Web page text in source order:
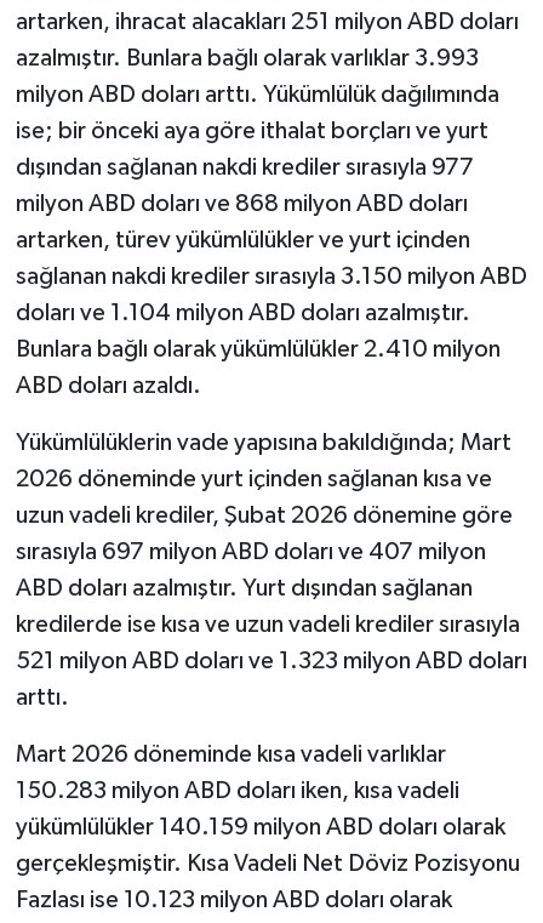
artarken, ihracat alacakları 251 milyon ABD doları
azalmıştır. Bunlara bağlı olarak varlıklar 3.993
milyon ABD doları arttı. Yükümlülük dağılımında
ise; bir önceki aya göre ithalat borçları ve yurt
dışından sağlanan nakdi krediler sırasıyla 977
milyon ABD doları ve 868 milyon ABD doları
artarken, türev yükümlülükler ve yurt içinden
sağlanan nakdi krediler sırasıyla 3.150 milyon ABD
doları ve 1.104 milyon ABD doları azalmıştır.
Bunlara bağlı olarak yükümlülükler 2.410 milyon
ABD doları azaldı.
Yükümlülüklerin vade yapısına bakıldığında; Mart
2026 döneminde yurt içinden sağlanan kısa ve
uzun vadeli krediler, Şubat 2026 dönemine göre
sırasıyla 697 milyon ABD doları ve 407 milyon
ABD doları azalmıştır. Yurt dışından sağlanan
kredilerde ise kısa ve uzun vadeli krediler sırasıyla
521 milyon ABD doları ve 1.323 milyon ABD doları
arttı.
Mart 2026 döneminde kısa vadeli varlıklar
150.283 milyon ABD doları iken, kısa vadeli
yükümlülükler 140.159 milyon ABD doları olarak
gerçekleşmiştir. Kısa Vadeli Net Döviz Pozisyonu
Fazlası ise 10.123 milyon ABD doları olarak